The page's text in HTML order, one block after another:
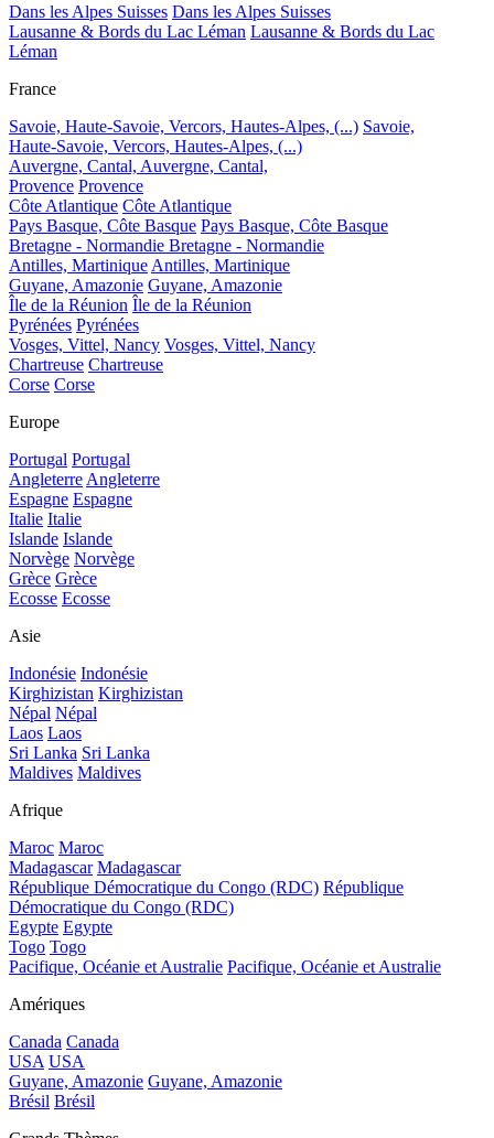
Dans les Alpes Suisses Dans les Alpes Suisses
Lausanne & Bords du Lac Léman Lausanne & Bords du Lac
Léman
France
Savoie, Haute-Savoie, Vercors, Hautes-Alpes, (...) Savoie,
Haute-Savoie, Vercors, Hautes-Alpes, (...)
Auvergne, Cantal, Auvergne, Cantal,
Provence Provence
Côte Atlantique Côte Atlantique
Pays Basque, Côte Basque Pays Basque, Côte Basque
Bretagne - Normandie Bretagne - Normandie
Antilles, Martinique Antilles, Martinique
Guyane, Amazonie Guyane, Amazonie
Île de la Réunion Île de la Réunion
Pyrénées Pyrénées
Vosges, Vittel, Nancy Vosges, Vittel, Nancy
Chartreuse Chartreuse
Corse Corse
Europe
Portugal Portugal
Angleterre Angleterre
Espagne Espagne
Italie Italie
Islande Islande
Norvège Norvège
Grèce Grèce
Ecosse Ecosse
Asie
Indonésie Indonésie
Kirghizistan Kirghizistan
Népal Népal
Laos Laos
Sri Lanka Sri Lanka
Maldives Maldives
Afrique
Maroc Maroc
Madagascar Madagascar
République Démocratique du Congo (RDC) République
Démocratique du Congo (RDC)
Egypte Egypte
Togo Togo
Pacifique, Océanie et Australie Pacifique, Océanie et Australie
Amériques
Canada Canada
USA USA
Guyane, Amazonie Guyane, Amazonie
Brésil Brésil